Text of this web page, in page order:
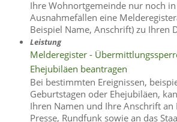
Ihre Wohnortgemeinde nur noch
Ausnahmefällen eine
Beispiel Name, Anschrift) zu Ihren
Leistung
Melderegister -
Ehejubiläen beantragen
Bei bestimmten Ereignissen,
Geburtstagen oder Ehejubiläen,
Ihren Namen und Ihre Anschrift an
Presse, Rundfunk sowie an das